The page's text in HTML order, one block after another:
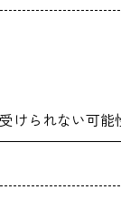
けられない可能